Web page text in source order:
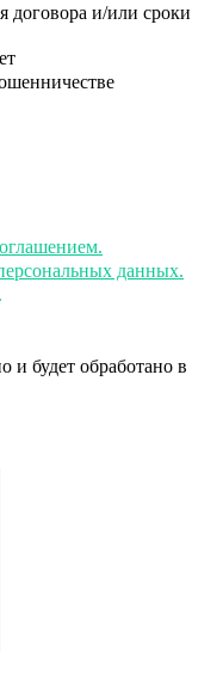
договора и/или сроки
данных.
и будет обработано в